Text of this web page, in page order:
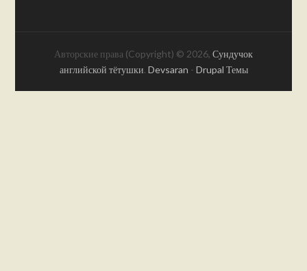
Авторские права (Copyright) © 2026, Сундучок
английской тётушки. Devsaran - Drupal Темы